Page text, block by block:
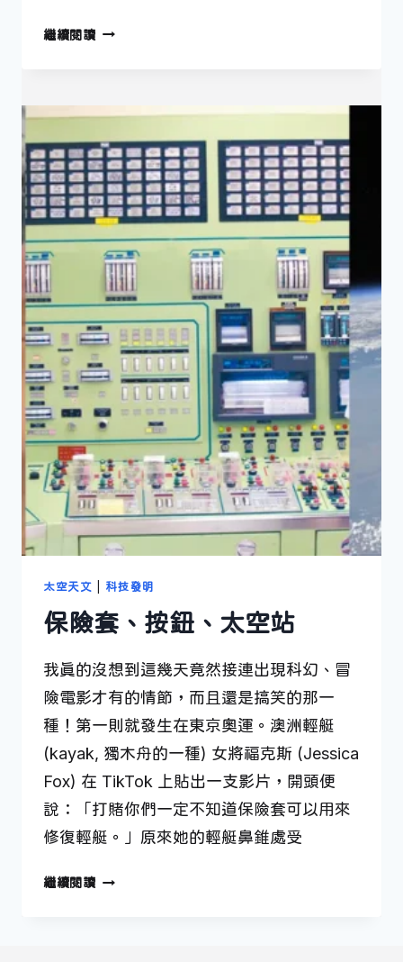
繼續閱讀MAY
WITH
YOU!
太空天文 科技發明
保險套、按鈕、太空站
我真的沒想到這幾天竟然接連出現科幻、冒
險電影才有的情節，而且還是搞笑的那一
種！第一則就發生在東京奧運。澳洲輕艇
(kayak, 獨木舟的一種) 女將福克斯 (Jessica
Fox) 在 TikTok 上貼出一支影片，開頭便
說：「打賭你們一定不知道保險套可以用來
修復輕艇。」原來她的輕艇鼻錐處受
繼續閱讀保